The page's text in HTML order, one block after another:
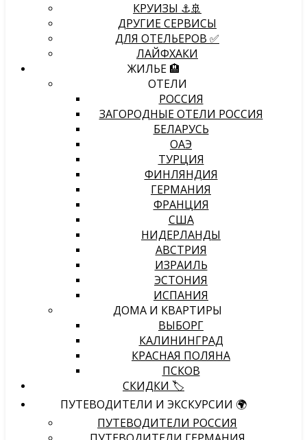
КРУИЗЫ ⚓🚢
ДРУГИЕ СЕРВИСЫ
ДЛЯ ОТЕЛЬЕРОВ ✅
ЛАЙФХАКИ
ЖИЛЬЕ 🏨
ОТЕЛИ
РОССИЯ
ЗАГОРОДНЫЕ ОТЕЛИ РОССИЯ
БЕЛАРУСЬ
ОАЭ
ТУРЦИЯ
ФИНЛЯНДИЯ
ГЕРМАНИЯ
ФРАНЦИЯ
США
НИДЕРЛАНДЫ
АВСТРИЯ
ИЗРАИЛЬ
ЭСТОНИЯ
ИСПАНИЯ
ДОМА И КВАРТИРЫ
ВЫБОРГ
КАЛИНИНГРАД
КРАСНАЯ ПОЛЯНА
ПСКОВ
СКИДКИ 🏷️
ПУТЕВОДИТЕЛИ И ЭКСКУРСИИ 🌍
ПУТЕВОДИТЕЛИ РОССИЯ